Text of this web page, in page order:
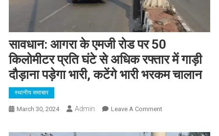
सावधान: आगरा के एमजी रोड पर 50
किलोमीटर प्रति घंटे से अधिक रफ्तार में गाड़ी
दौड़ाना पड़ेगा भारी, कटेंगे भारी भरकम चालान
स्थानीय समाचार
March 30, 2024 Admin Leave A CommentOn
आगरा